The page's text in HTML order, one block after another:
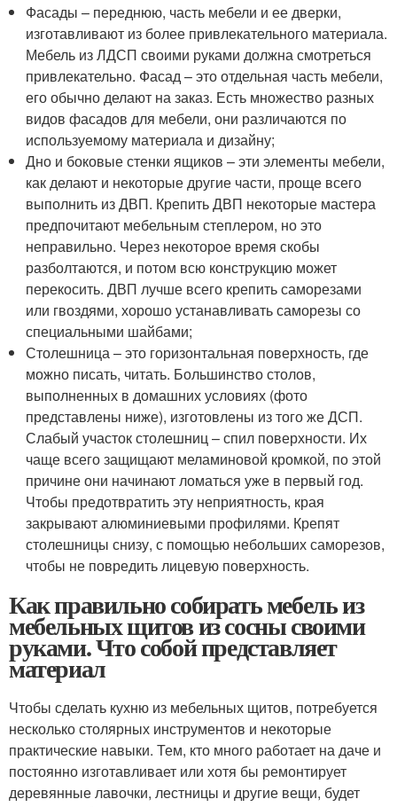
Фасады – переднюю, часть мебели и ее дверки,
изготавливают из более привлекательного материала.
Мебель из ЛДСП своими руками должна смотреться
привлекательно. Фасад – это отдельная часть мебели,
его обычно делают на заказ. Есть множество разных
видов фасадов для мебели, они различаются по
используемому материала и дизайну;
Дно и боковые стенки ящиков – эти элементы мебели,
как делают и некоторые другие части, проще всего
выполнить из ДВП. Крепить ДВП некоторые мастера
предпочитают мебельным степлером, но это
неправильно. Через некоторое время скобы
разболтаются, и потом всю конструкцию может
перекосить. ДВП лучше всего крепить саморезами
или гвоздями, хорошо устанавливать саморезы со
специальными шайбами;
Столешница – это горизонтальная поверхность, где
можно писать, читать. Большинство столов,
выполненных в домашних условиях (фото
представлены ниже), изготовлены из того же ДСП.
Слабый участок столешниц – спил поверхности. Их
чаще всего защищают меламиновой кромкой, по этой
причине они начинают ломаться уже в первый год.
Чтобы предотвратить эту неприятность, края
закрывают алюминиевыми профилями. Крепят
столешницы снизу, с помощью небольших саморезов,
чтобы не повредить лицевую поверхность.
Как правильно собирать мебель из
мебельных щитов из сосны своими
руками. Что собой представляет
материал
Чтобы сделать кухню из мебельных щитов, потребуется
несколько столярных инструментов и некоторые
практические навыки. Тем, кто много работает на даче и
постоянно изготавливает или хотя бы ремонтирует
деревянные лавочки, лестницы и другие вещи, будет